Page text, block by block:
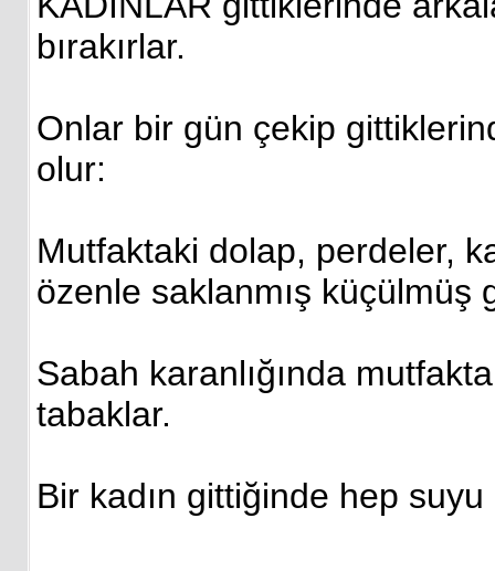
bırakırlar.
Onlar bir gün çekip
olur:
Mutfaktaki dolap, perdeler,
özenle saklanmış küçülmüş
Sabah karanlığında
tabaklar.
Bir kadın gittiğinde hep suyu